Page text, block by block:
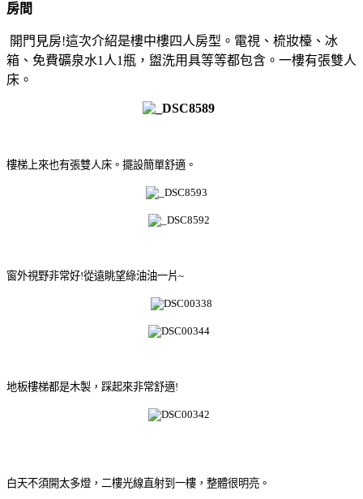
房間
開門見房!這次介紹是樓中樓四人房型。電視、梳妝檯、冰
箱、免費礦泉水1人1瓶，盥洗用具等等都包含。一樓有張雙人
床。
樓梯上來也有張雙人床。擺設簡單舒適。
窗外視野非常好!從遠眺望綠油油一片~
地板樓梯都是木製，踩起來非常舒適!
白天不須開太多燈，二樓光線直射到一樓，整體很明亮。